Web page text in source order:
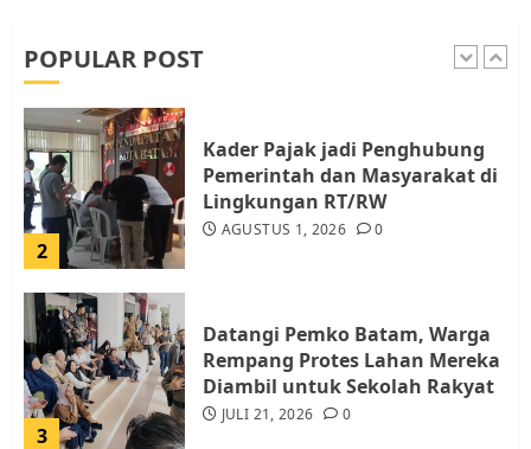
POPULAR POST
1
2
Kader Pajak jadi Penghubung
Pemerintah dan Masyarakat di
Lingkungan RT/RW
AGUSTUS 1, 2026 0
3
Datangi Pemko Batam, Warga
Rempang Protes Lahan Mereka
Diambil untuk Sekolah Rakyat
JULI 21, 2026 0